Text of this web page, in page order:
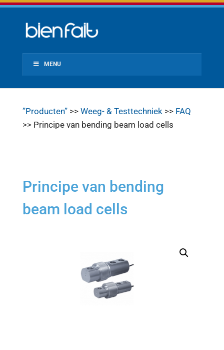
MENU
”Producten”>> Weeg- & Testtechniek>> FAQ
>> Principe van bending beam load cells
Principe van bending
beam load cells